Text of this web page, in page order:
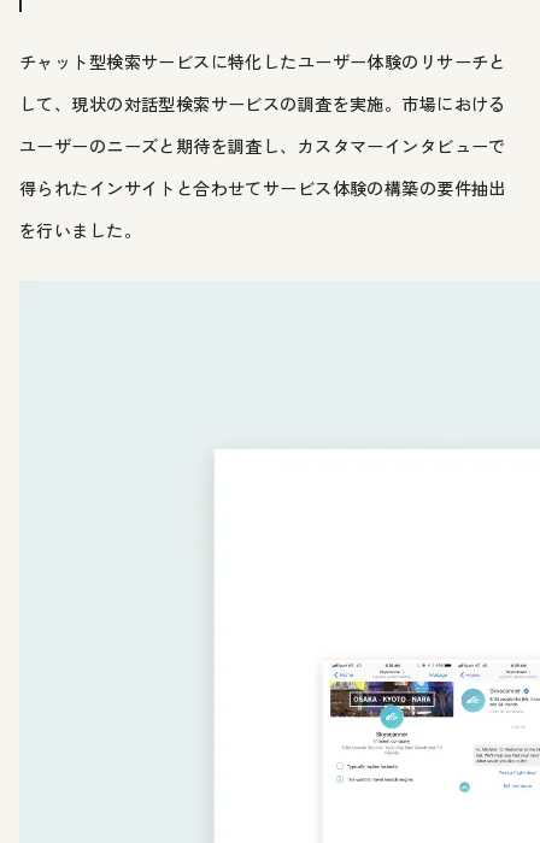
チャット型検索サービスに特化したユーザー体験のリサーチと
して、現状の対話型検索サービスの調査を実施。市場における
ユーザーのニーズと期待を調査し、カスタマーインタビューで
得られたインサイトと合わせてサービス体験の構築の要件抽出
を行いました。